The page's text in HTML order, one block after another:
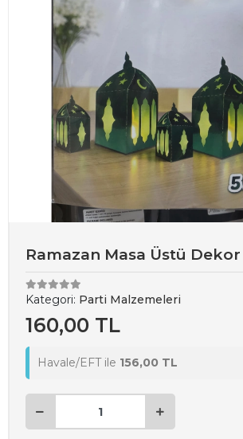
Ramazan Masa Üstü Dekor
Kategori: Parti Malzemeleri
160,00 TL
Havale/EFT ile 156,00 TL